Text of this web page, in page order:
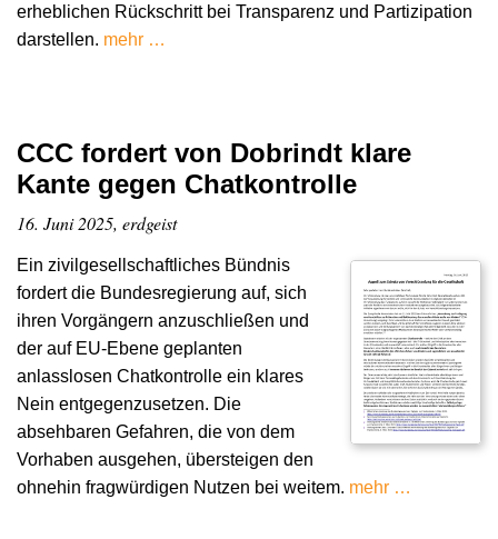
erheblichen Rückschritt bei Transparenz und Partizipation
darstellen. mehr …
CCC fordert von Dobrindt klare
Kante gegen Chatkontrolle
16. Juni 2025, erdgeist
Ein zivilgesellschaftliches Bündnis
fordert die Bundesregierung auf, sich
ihren Vorgängern anzuschließen und
der auf EU-Ebene geplanten
anlasslosen Chatkontrolle ein klares
Nein entgegenzusetzen. Die
absehbaren Gefahren, die von dem
Vorhaben ausgehen, übersteigen den
ohnehin fragwürdigen Nutzen bei weitem. mehr …